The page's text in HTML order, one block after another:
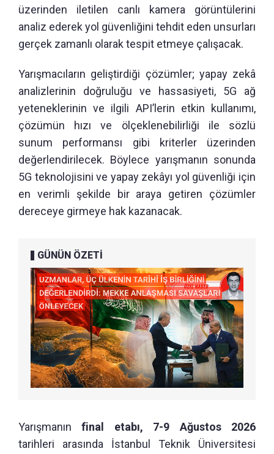
üzerinden iletilen canlı kamera görüntülerini
analiz ederek yol güvenliğini tehdit eden unsurları
gerçek zamanlı olarak tespit etmeye çalışacak.
Yarışmacıların geliştirdiği çözümler; yapay zekâ
analizlerinin doğruluğu ve hassasiyeti, 5G ağ
yeteneklerinin ve ilgili API’lerin etkin kullanımı,
çözümün hızı ve ölçeklenebilirliği ile sözlü
sunum performansı gibi kriterler üzerinden
değerlendirilecek. Böylece yarışmanın sonunda
5G teknolojisini ve yapay zekâyı yol güvenliği için
en verimli şekilde bir araya getiren çözümler
dereceye girmeye hak kazanacak.
GÜNÜN ÖZETİ
Yarışmanınfinal etabı, 7-9 Ağustos 2026
tarihleri arasında İstanbul Teknik Üniversitesi